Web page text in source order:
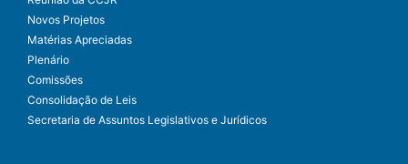
Novos Projetos
Matérias Apreciadas
Plenário
Comissões
Consolidação de Leis
Secretaria de Assuntos Legislativos e Jurídicos